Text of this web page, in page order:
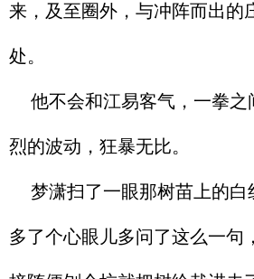
来，及至圈外，与冲阵而出的
处。
他不会和江易客气，一拳之
烈的波动，狂暴无比。
梦潇扫了一眼那树苗上的白
多了个心眼儿多问了这么一句